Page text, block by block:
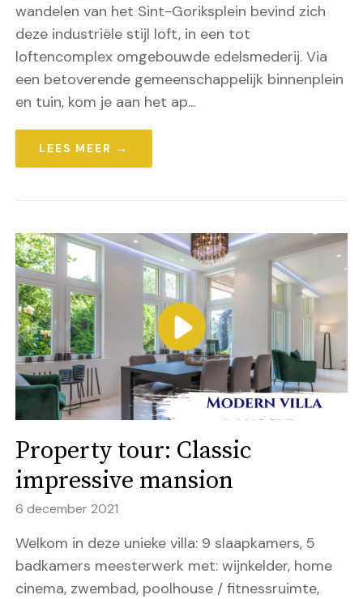
wandelen van het Sint-Goriksplein bevind zich
deze industriële stijl loft, in een tot
loftencomplex omgebouwde edelsmederij. Via
een betoverende gemeenschappelijk binnenplein
en tuin, kom je aan het ap...
LEES MEER →
Property tour: Classic
impressive mansion
6 december 2021
Welkom in deze unieke villa: 9 slaapkamers, 5
badkamers meesterwerk met: wijnkelder, home
cinema, zwembad, poolhouse / fitnessruimte,